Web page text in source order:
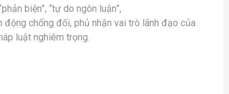
biện”, “tự do ngôn luận”,
động chống đối, phủ nhận vai trò lãnh đạo của
luật nghiêm trọng.